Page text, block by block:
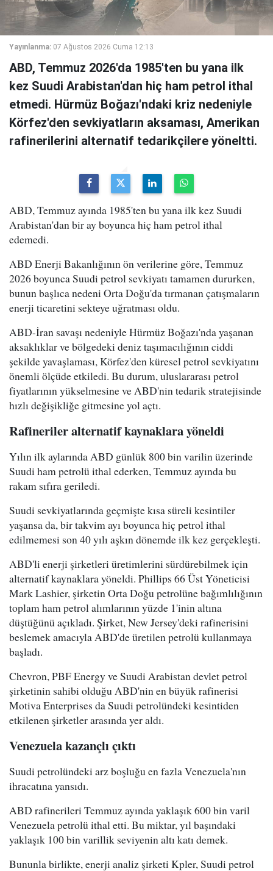
Yayınlanma: 07 Ağustos 2026 Cuma 12:13
ABD, Temmuz 2026'da 1985'ten bu yana ilk
kez Suudi Arabistan'dan hiç ham petrol ithal
etmedi. Hürmüz Boğazı'ndaki kriz nedeniyle
Körfez'den sevkiyatların aksaması, Amerikan
rafinerilerini alternatif tedarikçilere yöneltti.
ABD, Temmuz ayında 1985'ten bu yana ilk kez Suudi
Arabistan'dan bir ay boyunca hiç ham petrol ithal
edemedi.
ABD Enerji Bakanlığının ön verilerine göre, Temmuz
2026 boyunca Suudi petrol sevkiyatı tamamen dururken,
bunun başlıca nedeni Orta Doğu'da tırmanan çatışmaların
enerji ticaretini sekteye uğratması oldu.
ABD-İran savaşı nedeniyle Hürmüz Boğazı'nda yaşanan
aksaklıklar ve bölgedeki deniz taşımacılığının ciddi
şekilde yavaşlaması, Körfez'den küresel petrol sevkiyatını
önemli ölçüde etkiledi. Bu durum, uluslararası petrol
fiyatlarının yükselmesine ve ABD'nin tedarik stratejisinde
hızlı değişikliğe gitmesine yol açtı.
Rafineriler alternatif kaynaklara yöneldi
Yılın ilk aylarında ABD günlük 800 bin varilin üzerinde
Suudi ham petrolü ithal ederken, Temmuz ayında bu
rakam sıfıra geriledi.
Suudi sevkiyatlarında geçmişte kısa süreli kesintiler
yaşansa da, bir takvim ayı boyunca hiç petrol ithal
edilmemesi son 40 yılı aşkın dönemde ilk kez gerçekleşti.
ABD'li enerji şirketleri üretimlerini sürdürebilmek için
alternatif kaynaklara yöneldi. Phillips 66 Üst Yöneticisi
Mark Lashier, şirketin Orta Doğu petrolüne bağımlılığının
toplam ham petrol alımlarının yüzde 1'inin altına
düştüğünü açıkladı. Şirket, New Jersey'deki rafinerisini
beslemek amacıyla ABD'de üretilen petrolü kullanmaya
başladı.
Chevron, PBF Energy ve Suudi Arabistan devlet petrol
şirketinin sahibi olduğu ABD'nin en büyük rafinerisi
Motiva Enterprises da Suudi petrolündeki kesintiden
etkilenen şirketler arasında yer aldı.
Venezuela kazançlı çıktı
Suudi petrolündeki arz boşluğu en fazla Venezuela'nın
ihracatına yansıdı.
ABD rafinerileri Temmuz ayında yaklaşık 600 bin varil
Venezuela petrolü ithal etti. Bu miktar, yıl başındaki
yaklaşık 100 bin varillik seviyenin altı katı demek.
Bununla birlikte, enerji analiz şirketi Kpler, Suudi petrol